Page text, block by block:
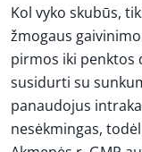
Kol vyko skubūs,
žmogaus
pirmos iki penktos
susidurti su
panaudojus
nesėkmingas,